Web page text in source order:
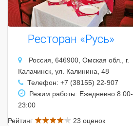
Ресторан «Русь»
Россия, 646900, Омская обл., г.
Калачинск, ул. Калинина, 48
Телефон: +7 (38155) 22-907
Режим работы: Ежедневно 8:00-
23:00
Рейтинг
23 оценок